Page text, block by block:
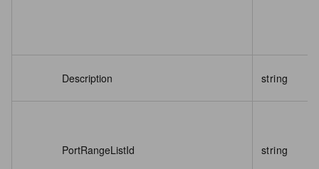
Description string
PortRangeListId string